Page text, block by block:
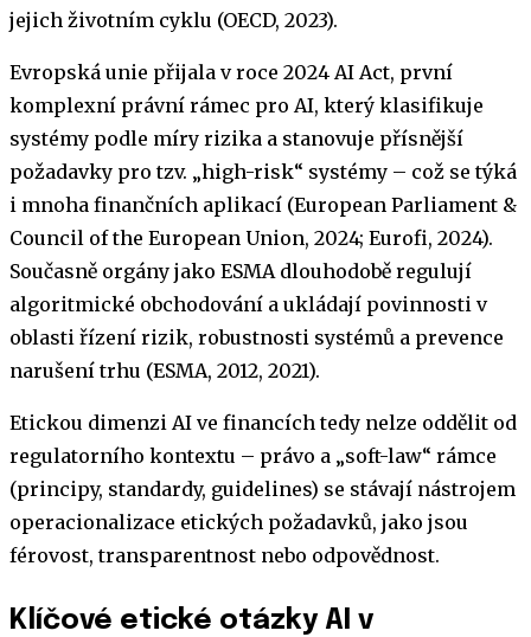
jejich životním cyklu (OECD, 2023).
Evropská unie přijala v roce 2024 AI Act, první
komplexní právní rámec pro AI, který klasifikuje
systémy podle míry rizika a stanovuje přísnější
požadavky pro tzv. „high-risk“ systémy – což se týká
i mnoha finančních aplikací (European Parliament &
Council of the European Union, 2024; Eurofi, 2024).
Současně orgány jako ESMA dlouhodobě regulují
algoritmické obchodování a ukládají povinnosti v
oblasti řízení rizik, robustnosti systémů a prevence
narušení trhu (ESMA, 2012, 2021).
Etickou dimenzi AI ve financích tedy nelze oddělit od
regulatorního kontextu – právo a „soft-law“ rámce
(principy, standardy, guidelines) se stávají nástrojem
operacionalizace etických požadavků, jako jsou
férovost, transparentnost nebo odpovědnost.
Klíčové etické otázky AI v